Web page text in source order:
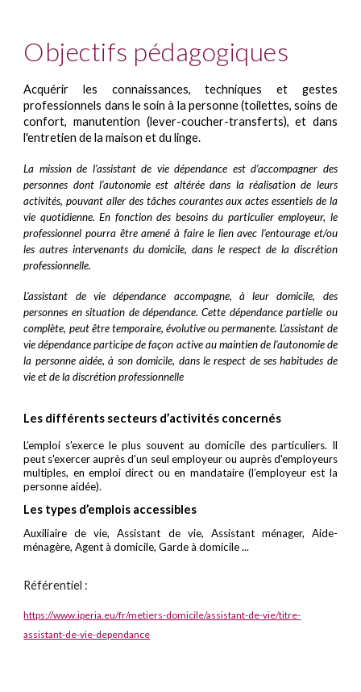
Objectifs pédagogiques
Acquérir les connaissances, techniques et gestes
professionnels dans le soin à la personne (toilettes, soins de
confort, manutention (lever-coucher-transferts), et dans
l'entretien de la maison et du linge.
La mission de l’assistant de vie dépendance est d’accompagner des
personnes dont l’autonomie est altérée dans la réalisation de leurs
activités, pouvant aller des tâches courantes aux actes essentiels de la
vie quotidienne. En fonction des besoins du particulier employeur, le
professionnel pourra être amené à faire le lien avec l’entourage et/ou
les autres intervenants du domicile, dans le respect de la discrétion
professionnelle.
L’assistant de vie dépendance accompagne, à leur domicile, des
personnes en situation de dépendance. Cette dépendance partielle ou
complète, peut être temporaire, évolutive ou permanente. L’assistant de
vie dépendance participe de façon active au maintien de l’autonomie de
la personne aidée, à son domicile, dans le respect de ses habitudes de
vie et de la discrétion professionnelle
Les différents secteurs d’activités concernés
L’emploi s'exerce le plus souvent au domicile des particuliers. Il
peut s'exercer auprès d'un seul employeur ou auprès d'employeurs
multiples, en emploi direct ou en mandataire (l’employeur est la
personne aidée).
Les types d’emplois accessibles
Auxiliaire de vie, Assistant de vie, Assistant ménager, Aide-
ménagère, Agent à domicile, Garde à domicile ...
Référentiel :
https://www.iperia.eu/fr/metiers-domicile/assistant-de-vie/titre-
assistant-de-vie-dependance